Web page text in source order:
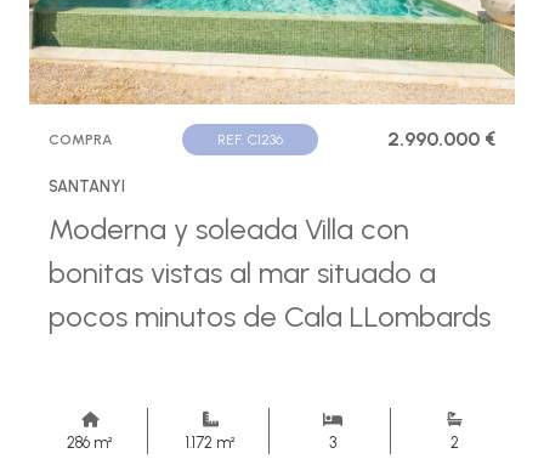
COMPRA REF. C1236 2.990.000 €
SANTANYI
Moderna y soleada Villa con
bonitas vistas al mar situado a
pocos minutos de Cala LLombards
286 m² 1.172 m² 3 2